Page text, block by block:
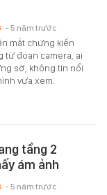
mắt chứng kiến
từ đoạn camera, ai
sờ, không tin nổi
vừa xem.
- 5 năm trước
tầng 2
ám ảnh
- 5 năm trước